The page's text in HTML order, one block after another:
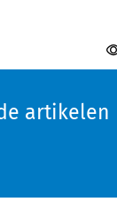
artikelen